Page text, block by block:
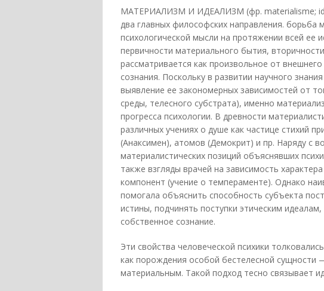
МАТЕРИАЛИЗМ И ИДЕАЛИЗМ (фр. materialisme;
два главных философских направления. борьба
психологической мысли на протяжении всей ее
первичности материального бытия,
рассматривается как произвольное от
сознания. Поскольку в развитии научного
выявление ее закономерных зависимостей от
среды, телесного субстрата), именно
прогресса психологии. В древности
различных учениях о душе как частице стихий
(Анаксимен), атомов (Демокрит) и пр. Наряду с
материалистических позиций объяснявших
также взгляды врачей на зависимость
компонент (учение о темпераменте). Однако
помогала объяснить способность субъекта
истины, подчинять поступки этическим
собственное сознание.
Эти свойства человеческой психики
как порождения особой бестелесной
материальным. Такой подход тесно связывает